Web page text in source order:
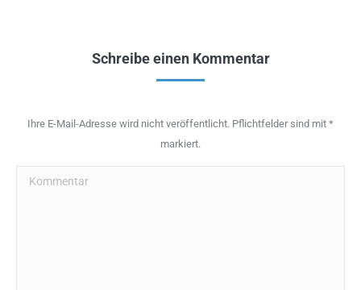
Schreibe einen Kommentar
Ihre E-Mail-Adresse wird nicht veröffentlicht. Pflichtfelder sind mit *
markiert.
Kommentar